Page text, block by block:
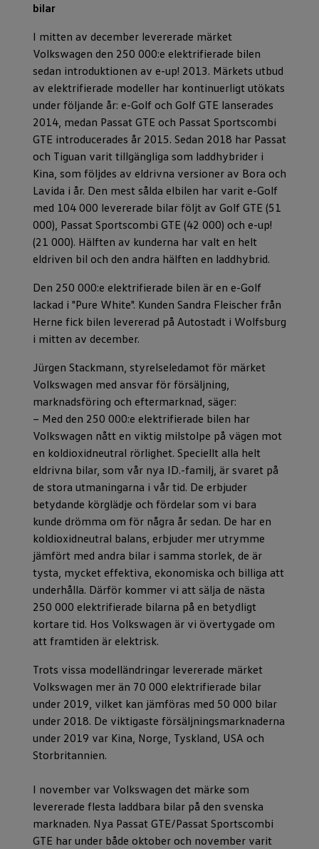
bilar
I mitten av december levererade märket
Volkswagen den 250 000:e elektrifierade bilen
sedan introduktionen av e-up! 2013. Märkets utbud
av elektrifierade modeller har kontinuerligt utökats
under följande år: e-Golf och Golf GTE lanserades
2014, medan Passat GTE och Passat Sportscombi
GTE introducerades år 2015. Sedan 2018 har Passat
och Tiguan varit tillgängliga som laddhybrider i
Kina, som följdes av eldrivna versioner av Bora och
Lavida i år. Den mest sålda elbilen har varit e-Golf
med 104 000 levererade bilar följt av Golf GTE (51
000), Passat Sportscombi GTE (42 000) och e-up!
(21 000). Hälften av kunderna har valt en helt
eldriven bil och den andra hälften en laddhybrid.
Den 250 000:e elektrifierade bilen är en e-Golf
lackad i "Pure White". Kunden Sandra Fleischer från
Herne fick bilen levererad på Autostadt i Wolfsburg
i mitten av december.
Jürgen Stackmann, styrelseledamot för märket
Volkswagen med ansvar för försäljning,
marknadsföring och eftermarknad, säger:
− Med den 250 000:e elektrifierade bilen har
Volkswagen nått en viktig milstolpe på vägen mot
en koldioxidneutral rörlighet. Speciellt alla helt
eldrivna bilar, som vår nya ID.-familj, är svaret på
de stora utmaningarna i vår tid. De erbjuder
betydande körglädje och fördelar som vi bara
kunde drömma om för några år sedan. De har en
koldioxidneutral balans, erbjuder mer utrymme
jämfört med andra bilar i samma storlek, de är
tysta, mycket effektiva, ekonomiska och billiga att
underhålla. Därför kommer vi att sälja de nästa
250 000 elektrifierade bilarna på en betydligt
kortare tid. Hos Volkswagen är vi övertygade om
att framtiden är elektrisk.
Trots vissa modelländringar levererade märket
Volkswagen mer än 70 000 elektrifierade bilar
under 2019, vilket kan jämföras med 50 000 bilar
under 2018. De viktigaste försäljningsmarknaderna
under 2019 var Kina, Norge, Tyskland, USA och
Storbritannien.
I november var Volkswagen det märke som
levererade flesta laddbara bilar på den svenska
marknaden. Nya Passat GTE/Passat Sportscombi
GTE har under både oktober och november varit